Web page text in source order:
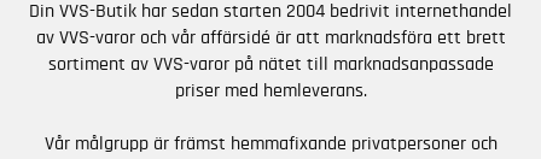
Din VVS-Butik har sedan starten 2004 bedrivit internethandel
av VVS-varor och vår affärsidé är att marknadsföra ett brett
sortiment av VVS-varor på nätet till marknadsanpassade
priser med hemleverans.
Vår målgrupp är främst hemmafixande privatpersoner och